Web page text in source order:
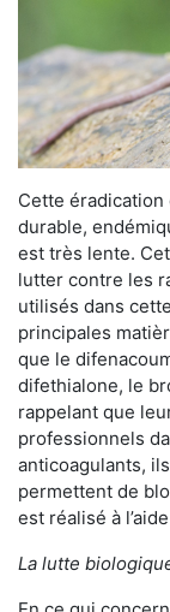
Cette
durable,
est très lente.
lutter contre les
utilisés dans
principales
que le
difethialone, le
rappelant que
professionnels
anticoagulants,
permettent de
est réalisé à
La lutte